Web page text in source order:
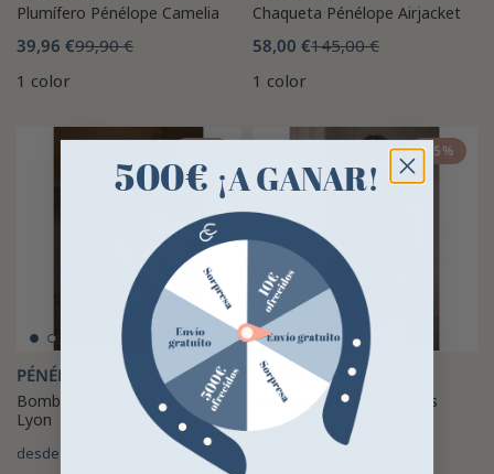
Plumífero Pénélope Camelia
39,96 €99,90 €
1 color
Chaqueta Pénélope Airjacket
58,00 €145,00 €
1 color
PÉNÉLOPE
Bombarderos Eden por PL
Lyon
desde
139,00 €
-15%
PÉNÉLOPE
Chaqueta Pénélope Azylis
84,15 €
99,00 €
500€ ¡A GANAR!